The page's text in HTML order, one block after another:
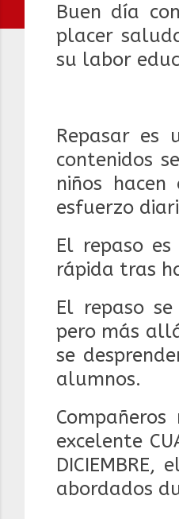
Buen día
placer
su labor
Repasar es
contenidos
niños
esfuerzo
El repaso
rápida tras
El repaso
pero más
se
alumnos.
excelente
DICIEMBRE,
abordados